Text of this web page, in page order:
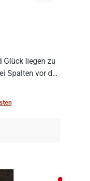
Glück liegen zu
Spalten vor den
zu treiben
solange man